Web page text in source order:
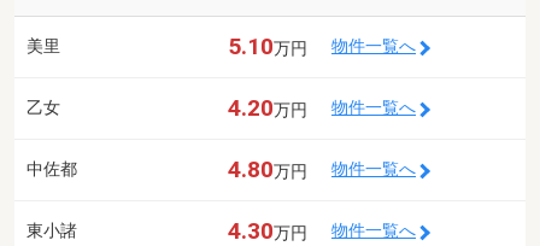
美里 5.10万円 物件一覧へ
乙女 4.20万円 物件一覧へ
中佐都 4.80万円 物件一覧へ
東小諸 4.30万円 物件一覧へ